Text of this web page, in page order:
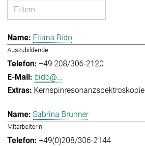
Eliana Bido
Auszubildende
+49 208/306-2120
bido@...
Kernspinresonanzspektroskopie
Sabrina Brunner
Mitarbeiterin
+49(0)208/306-2144